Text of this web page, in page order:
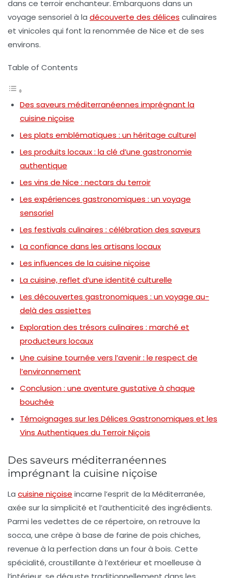
dans ce terroir enchanteur. Embarquons dans un
voyage sensoriel à la découverte des délices culinaires
et vinicoles qui font la renommée de Nice et de ses
environs.
Table of Contents
Des saveurs méditerranéennes imprégnant la
cuisine niçoise
Les plats emblématiques : un héritage culturel
Les produits locaux : la clé d’une gastronomie
authentique
Les vins de Nice : nectars du terroir
Les expériences gastronomiques : un voyage
sensoriel
Les festivals culinaires : célébration des saveurs
La confiance dans les artisans locaux
Les influences de la cuisine niçoise
La cuisine, reflet d’une identité culturelle
Les découvertes gastronomiques : un voyage au-
delà des assiettes
Exploration des trésors culinaires : marché et
producteurs locaux
Une cuisine tournée vers l’avenir : le respect de
l’environnement
Conclusion : une aventure gustative à chaque
bouchée
Témoignages sur les Délices Gastronomiques et les
Vins Authentiques du Terroir Niçois
Des saveurs méditerranéennes
imprégnant la cuisine niçoise
La cuisine niçoise incarne l’esprit de la Méditerranée,
axée sur la simplicité et l’authenticité des ingrédients.
Parmi les vedettes de ce répertoire, on retrouve la
socca, une crêpe à base de farine de pois chiches,
revenue à la perfection dans un four à bois. Cette
spécialité, croustillante à l’extérieur et moelleuse à